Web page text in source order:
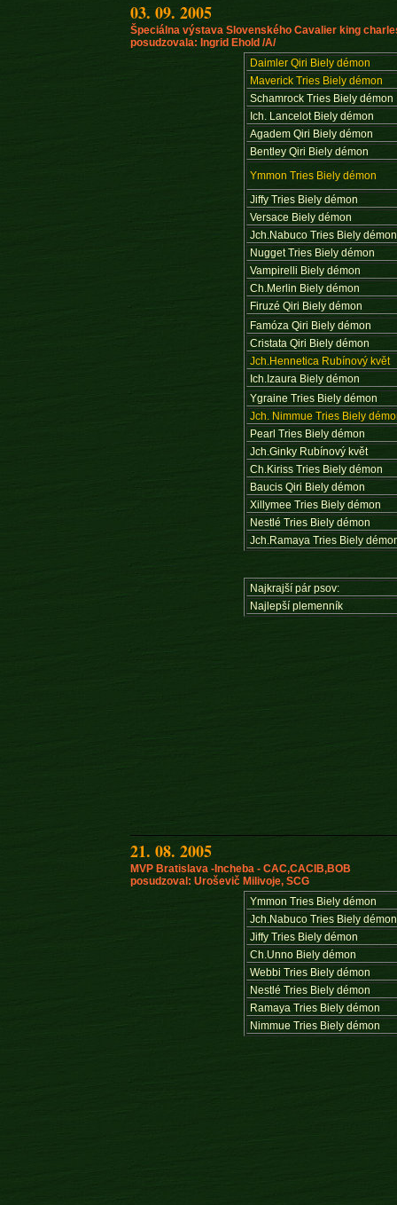
03. 09. 2005
Špeciálna výstava Slovenského Cavalier king
posudzovala: Ingrid Ehold /A/
Daimler Qiri Biely démon
Maverick Tries Biely démon
Schamrock Tries Biely démon
Ich. Lancelot Biely démon
Agadem Qiri Biely démon
Bentley Qiri Biely démon
Ymmon Tries Biely démon
Jiffy Tries Biely démon
Versace Biely démon
Jch.Nabuco Tries Biely démon
Nugget Tries Biely démon
Vampirelli Biely démon
Ch.Merlin Biely démon
Firuzé Qiri Biely démon
Famóza Qiri Biely démon
Cristata Qiri Biely démon
Jch.Hennetica Rubínový květ
Ich.Izaura Biely démon
Ygraine Tries Biely démon
Jch. Nimmue Tries Biely
Pearl Tries Biely démon
Jch.Ginky Rubínový květ
Ch.Kiriss Tries Biely démon
Baucis Qiri Biely démon
Xillymee Tries Biely démon
Nestlé Tries Biely démon
Jch.Ramaya Tries Biely
Najkrajší pár psov:
Najlepší plemenník
21. 08. 2005
MVP Bratislava -Incheba - CAC,CACIB,BOB
posudzoval: Uroševič Milivoje, SCG
Ymmon Tries Biely démon
Jch.Nabuco Tries Biely démon
Jiffy Tries Biely démon
Ch.Unno Biely démon
Webbi Tries Biely démon
Nestlé Tries Biely démon
Ramaya Tries Biely démon
Nimmue Tries Biely démon